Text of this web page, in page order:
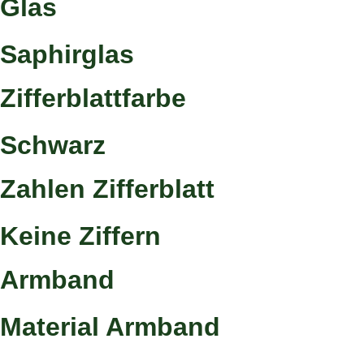
Glas
Saphirglas
Zifferblattfarbe
Schwarz
Zahlen Zifferblatt
Keine Ziffern
Armband
Material Armband